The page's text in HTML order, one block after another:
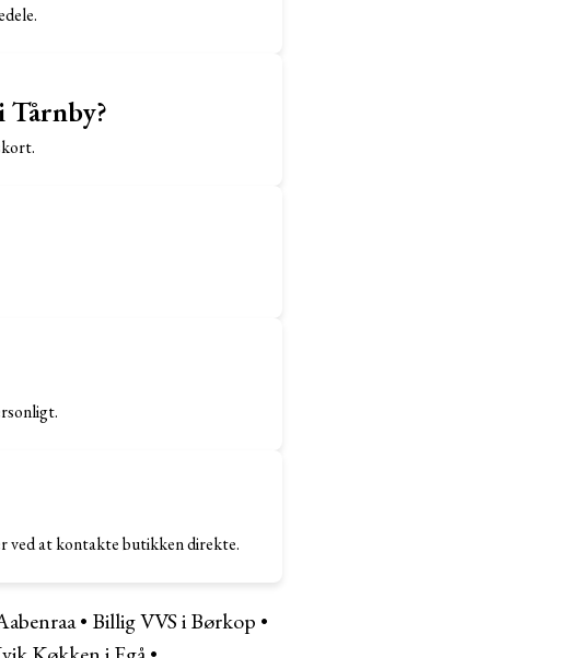
Tårnby?
ved at kontakte butikken direkte.
• Billig VVS i Børkop •